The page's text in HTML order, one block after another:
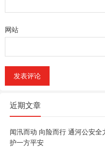
网站
近期文章
闻汛而动 向险而行 通河公安全
护一方平安